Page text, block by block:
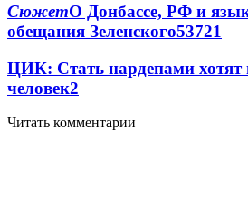
СюжетО Донбассе, РФ и
обещания Зеленского53721
ЦИК: Стать нардепами хотят
человек2
Читать комментарии